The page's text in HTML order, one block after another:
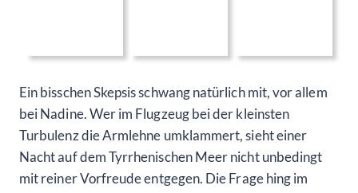
Ein bisschen Skepsis schwang natürlich mit, vor allem
bei Nadine. Wer im Flugzeug bei der kleinsten
Turbulenz die Armlehne umklammert, sieht einer
Nacht auf dem Tyrrhenischen Meer nicht unbedingt
mit reiner Vorfreude entgegen. Die Frage hing im